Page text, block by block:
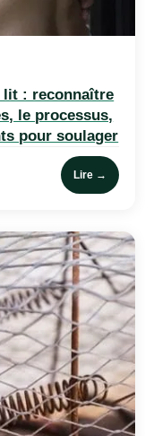
lit : reconnaître
le processus,
pour soulager
Lire →